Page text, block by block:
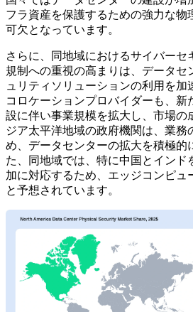
フラ資産を保護するための強力な物
可欠となっています。
さらに、同地域におけるサイバーセ
規制への重視の高まりは、データセ
ュリティソリューションの利用を
コロケーションプロバイダーも、新
設に伴い事業規模を拡大し、市場の
ジア太平洋地域の政府機関は、業務
め、データセンターの拡大を積極的
た、同地域では、特に中国とインド
加に対応するため、エッジコンピュ
と予想されています。